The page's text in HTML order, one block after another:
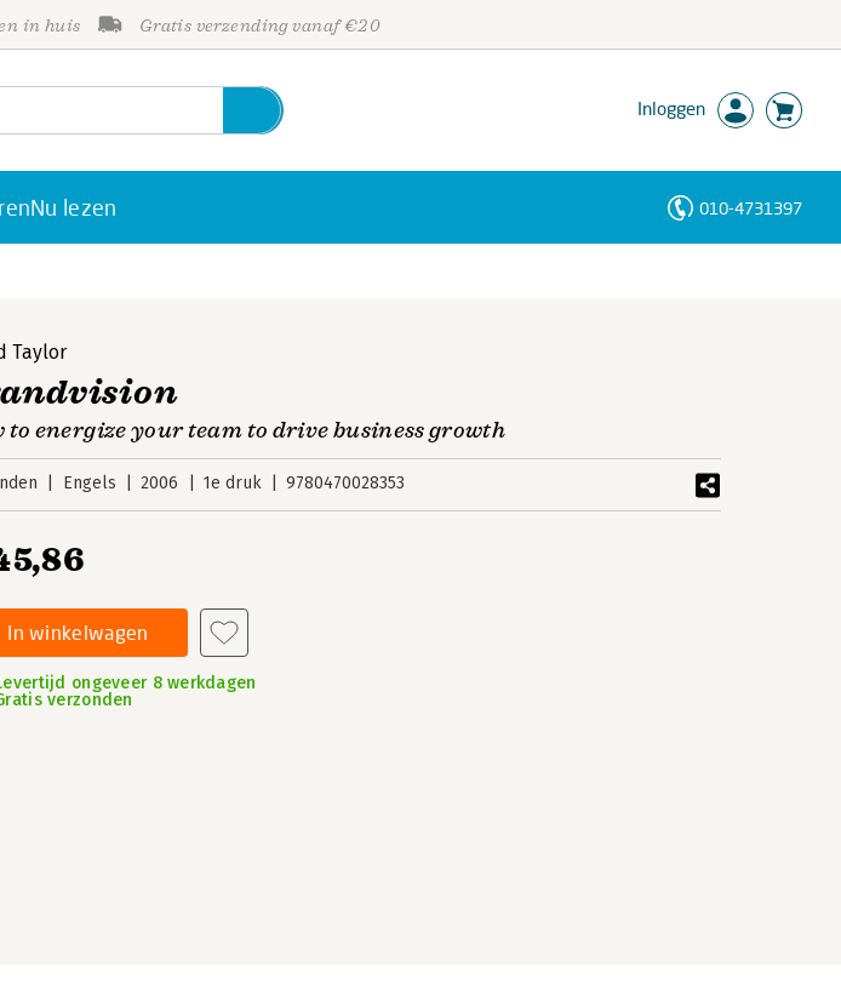
in huis Gratis verzending vanaf €20
Inloggen
Nu lezen 010-4731397
Taylor
to energize your team to drive business growth
Engels 2006 1e druk 9780470028353
In winkelwagen
ongeveer 8 werkdagen
verzonden
Personen